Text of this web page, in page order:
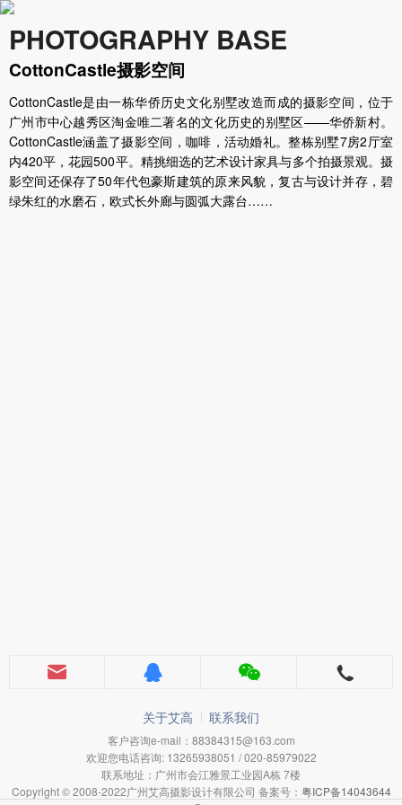
PHOTOGRAPHY BASE
CottonCastle摄影空间
CottonCastle是由一栋华侨历史文化别墅改造而成的摄影空间，位于
广州市中心越秀区淘金唯二著名的文化历史的别墅区——华侨新村。
CottonCastle涵盖了摄影空间，咖啡，活动婚礼。整栋别墅7房2厅室
内420平，花园500平。精挑细选的艺术设计家具与多个拍摄景观。摄
影空间还保存了50年代包豪斯建筑的原来风貌，复古与设计并存，碧
绿朱红的水磨石，欧式长外廊与圆弧大露台……
关于艾高 联系我们
客户咨询e-mail：88384315@163.com
欢迎您电话咨询: 13265938051 / 020-85979022
联系地址：广州市会江雅景工业园A栋 7楼
Copyright © 2008-2022广州艾高摄影设计有限公司 备案号： 粤ICP备14043644